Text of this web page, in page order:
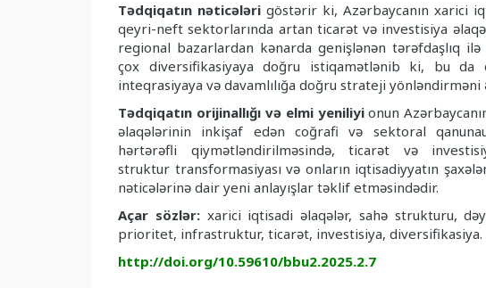
Tədqiqatın nəticələri göstərir ki, Azərbaycanın xarici
qeyri-neft sektor­larında artan ticarət və investisiya
regional bazarlardan kənarda geniş­lənən tərəfdaşlıq
çox diversifikasiyaya doğru istiqamətlənib ki, bu da
inteqrasiyaya və davamlılığa doğru strateji yönləndirməni
Tədqiqatın orijinallığı və elmi yeniliyionun
əlaqələrinin inkişaf edən coğrafi və sektoral
hərtərəfli qiymətləndirilməsində, ticarət və
struktur transformasiyası və onların iqtisadiyyatın
nəticələrinə dair yeni anlayışlar təklif etməsindədir.
Açar sözlər: xarici iqtisadi əlaqələr, sahə strukturu,
prioritet, infra­struk­tur, ticarət, investisiya, diversifikasiya.
http://doi.org/10.59610/bbu2.2025.2.7